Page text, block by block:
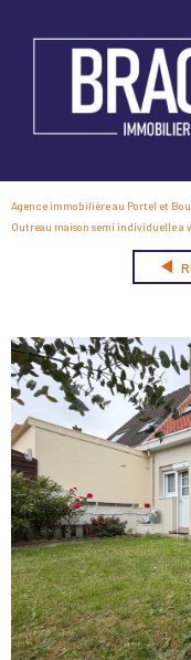
Agence immobilière au Portel et
Outreau maison semi individuelle a